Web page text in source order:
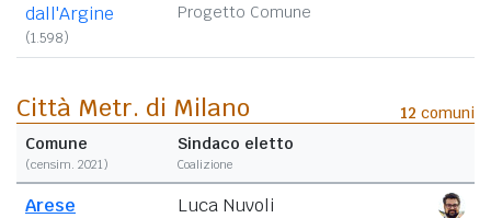
dall'Argine
(1.598)
Progetto Comune
Città Metr. di Milano 12 comuni
Comune
(censim. 2021)
Sindaco eletto
Coalizione
Arese Luca Nuvoli